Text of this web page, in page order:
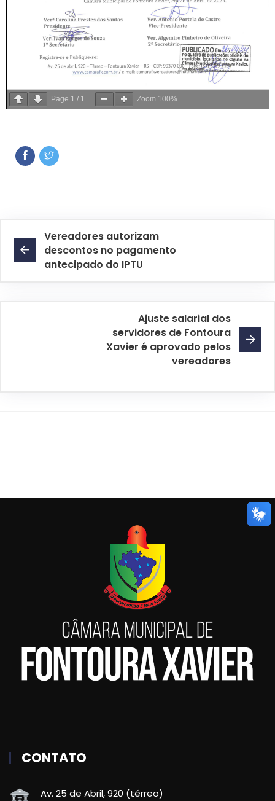
Page 1 / 1 Zoom 100%
Vereadores autorizam
descontos no pagamento
antecipado do IPTU
Ajuste salarial dos
servidores de Fontoura
Xavier é aprovado pelos
vereadores
CONTATO
Av. 25 de Abril, 920 (térreo)